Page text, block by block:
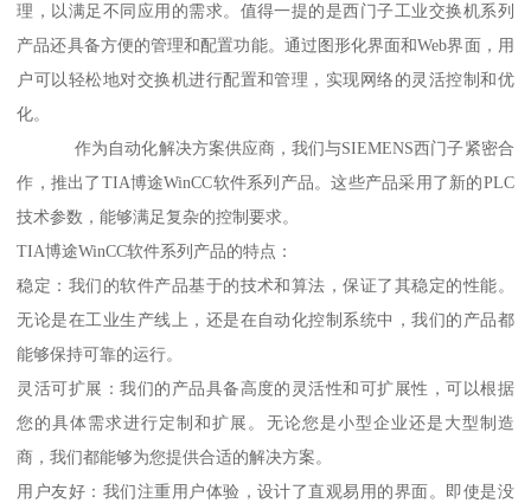
理，以满足不同应用的需求。值得一提的是西门子工业交换机系列
产品还具备方便的管理和配置功能。通过图形化界面和Web界面，用
户可以轻松地对交换机进行配置和管理，实现网络的灵活控制和优
化。
作为自动化解决方案供应商，我们与SIEMENS西门子紧密合
作，推出了TIA博途WinCC软件系列产品。这些产品采用了新的PLC
技术参数，能够满足复杂的控制要求。
TIA博途WinCC软件系列产品的特点：
稳定：我们的软件产品基于的技术和算法，保证了其稳定的性能。
无论是在工业生产线上，还是在自动化控制系统中，我们的产品都
能够保持可靠的运行。
灵活可扩展：我们的产品具备高度的灵活性和可扩展性，可以根据
您的具体需求进行定制和扩展。无论您是小型企业还是大型制造
商，我们都能够为您提供合适的解决方案。
用户友好：我们注重用户体验，设计了直观易用的界面。即使是没